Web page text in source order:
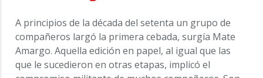
A principios de la década del setenta un grupo de
compañeros largó la primera cebada, surgía Mate
Amargo. Aquella edición en papel, al igual que las
que le sucedieron en otras etapas, implicó el